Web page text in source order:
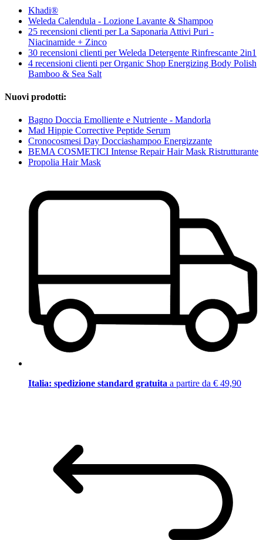
Khadi®
Weleda Calendula - Lozione Lavante & Shampoo
25 recensioni clienti per La Saponaria Attivi Puri -
Niacinamide + Zinco
30 recensioni clienti per Weleda Detergente Rinfrescante 2in1
4 recensioni clienti per Organic Shop Energizing Body Polish
Bamboo & Sea Salt
Nuovi prodotti:
Bagno Doccia Emolliente e Nutriente - Mandorla
Mad Hippie Corrective Peptide Serum
Cronocosmesi Day Docciashampoo Energizzante
BEMA COSMETICI Intense Repair Hair Mask Ristrutturante
Propolia Hair Mask
Italia: spedizione standard gratuita a partire da € 49,90